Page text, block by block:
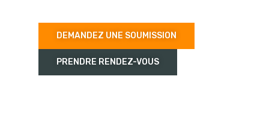
DEMANDEZ UNE SOUMISSION
PRENDRE RENDEZ-VOUS